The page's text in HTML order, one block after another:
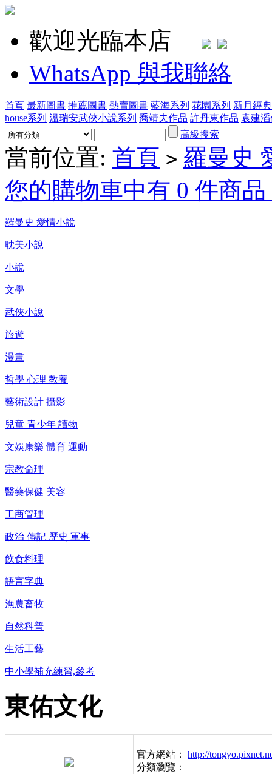
歡迎光臨本店
WhatsApp 與我聯絡
首頁 最新圖書 推薦圖書 熱賣圖書 藍海系列 花園系列 新月經
house系列 溫瑞安武俠小說系列 喬靖夫作品 許丹東作品 袁建
高級搜索
當前位置: 首頁 > 羅曼史
您的購物車中有 0 件商
羅曼史 愛情小說
耽美小說
小說
文學
武俠小說
旅遊
漫畫
哲學 心理 教養
藝術設計 攝影
兒童 青少年 讀物
文娛康樂 體育 運動
宗教命理
醫藥保健 美容
工商管理
政治 傳記 歷史 軍事
飲食料理
語言字典
漁農畜牧
自然科普
生活工藝
中小學補充練習,參考
東佑文化
官方網站： http://
分類瀏覽：